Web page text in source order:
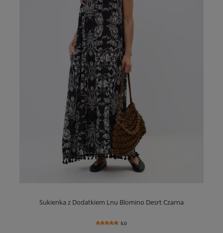
Sukienka z Dodatkiem Lnu Blomino Desrt Czarna
5.0